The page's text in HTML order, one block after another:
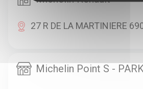
27 R DE LA MARTINIERE
Michelin Point S -